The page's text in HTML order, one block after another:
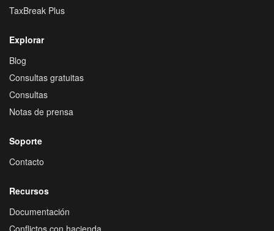
TaxBreak Plus
Explorar
Blog
Consultas gratuitas
Consultas
Notas de prensa
Soporte
Contacto
Recursos
Documentación
Conflictos con hacienda